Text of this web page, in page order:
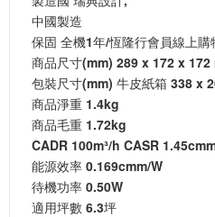
中國製造
保固 全機1年/恆隆行會員線上
商品尺寸(mm) 289 x 172 x 172
包裝尺寸(mm) 牛皮紙箱 338 x
商品淨重 1.4kg
商品毛重 1.72kg
CADR 100m³/h CASR
能源效率 0.169cmm/W
待機功率 0.50W
適用坪數 6.3坪